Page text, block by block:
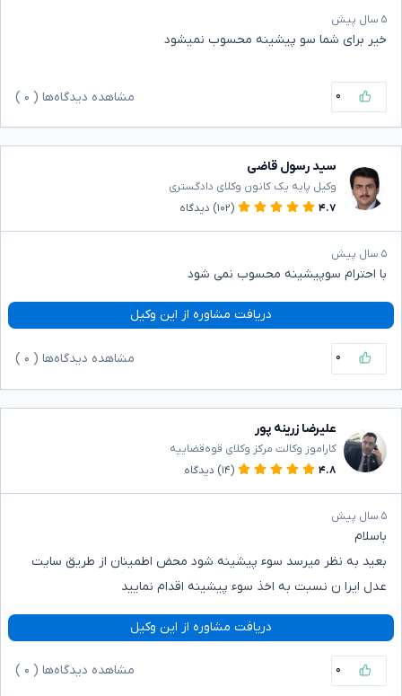
۵ سال پیش
خیر برای شما سو پیشینه محسوب نمیشود
۰ مشاهده دیدگاه‌ها ( ۰
سید رسول قاضی
وکیل پایه یک کانون وکلای دادگستری
۴.۷
(۱۰۲) دیدگاه
۵ سال پیش
با احترام سوپیشینه محسوب نمی شود
دریافت مشاوره از این وکیل
۰ مشاهده دیدگاه‌ها ( ۰
علیرضا زرینه پور
کاراموز وکالت مرکز وکلای قوه‌قضاییه
۴.۸
(۱۴) دیدگاه
۵ سال پیش
باسلام
بعید به نظر میرسد سوء پیشینه شود محض اطمینان از طریق سایت
عدل ایرا ن نسبت به اخذ سوء پیشینه اقدام نمایید
دریافت مشاوره از این وکیل
۰ مشاهده دیدگاه‌ها ( ۰